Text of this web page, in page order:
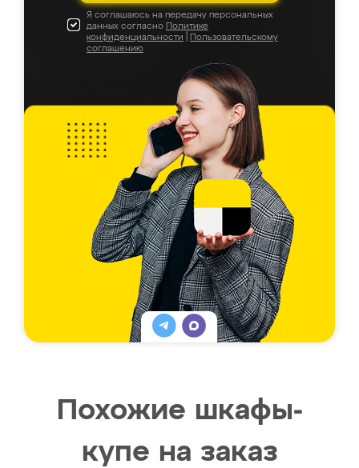
Я соглашаюсь на передачу персональных
данных согласно Политике
конфиденциальности
Пользовательскому
соглашению
Похожие шкафы-
купе на заказ